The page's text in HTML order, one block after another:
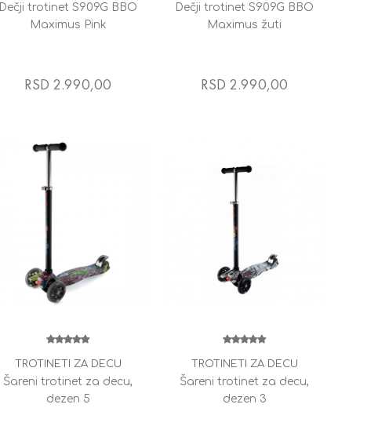
Dečji trotinet S909G BBO
Maximus Pink
RSD 2.990,00
Dečji trotinet S909G BBO
Maximus žuti
RSD 2.990,00
TROTINETI ZA DECU
Šareni trotinet za decu,
dezen 5
TROTINETI ZA DECU
Šareni trotinet za decu,
dezen 3